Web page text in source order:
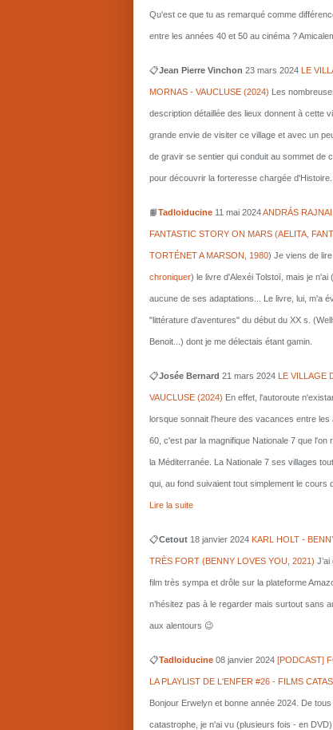
Qu'est ce que tu as remarqué comme
entre les années 40 et 50 au cinéma ?
📋Jean Pierre Vinchon 23 mars 2024 LE
MORNAS - VAUCLUSE (2024) Les
description détaillée des lieux donnent à cette
grande envie de visiter ce village et avec un
de gravir se sentier qui conduit au sommet de
pour découvrir la forteresse chargée
📙Tadloiducine 11 mai 2024ANDRÁS RAJNAI
FANTASTIC STORY ON MARS (AELITA,
TORTÉNET A MARSON, 1980) Je viens de
chroniquer) le livre d'Alexéi Tolstoï, mais je n'ai
aucune de ses adaptations... Le livre, lui, m'a
"littérature d'aventures" du début du XX s.
Benoit...) dont je me délectais étant gamin.
📋Josée Bernard 21 mars 2024 LE VILLAGE
VAUCLUSE (2024) En effet, l'autoroute
lorsque sonnait l'heure des vacances entre les
60, c'est par la magnifique Nationale 7 que l'on
la Méditerranée. La Nationale 7 ses villages
qui, au fond suivaient tout simplement le cours
Lire la suite
📋Cetout 18 janvier 2024 KARL HOLT -
TRÈS FORT (BENNY LOVES YOU, 2021)
film très sympa et drôle sur la plateforme
n’hésitez pas à le regarder mais surtout sans
aux alentours 😉
📋Tadloiducine 08 janvier 2024 [PODCAST]
LA PLAYLIST DE L'ENFER #26 - FILMS
Bonjour Erwelyn et bonne année 2024. De
catastrophe, je n'ai vu (plusieurs fois - en